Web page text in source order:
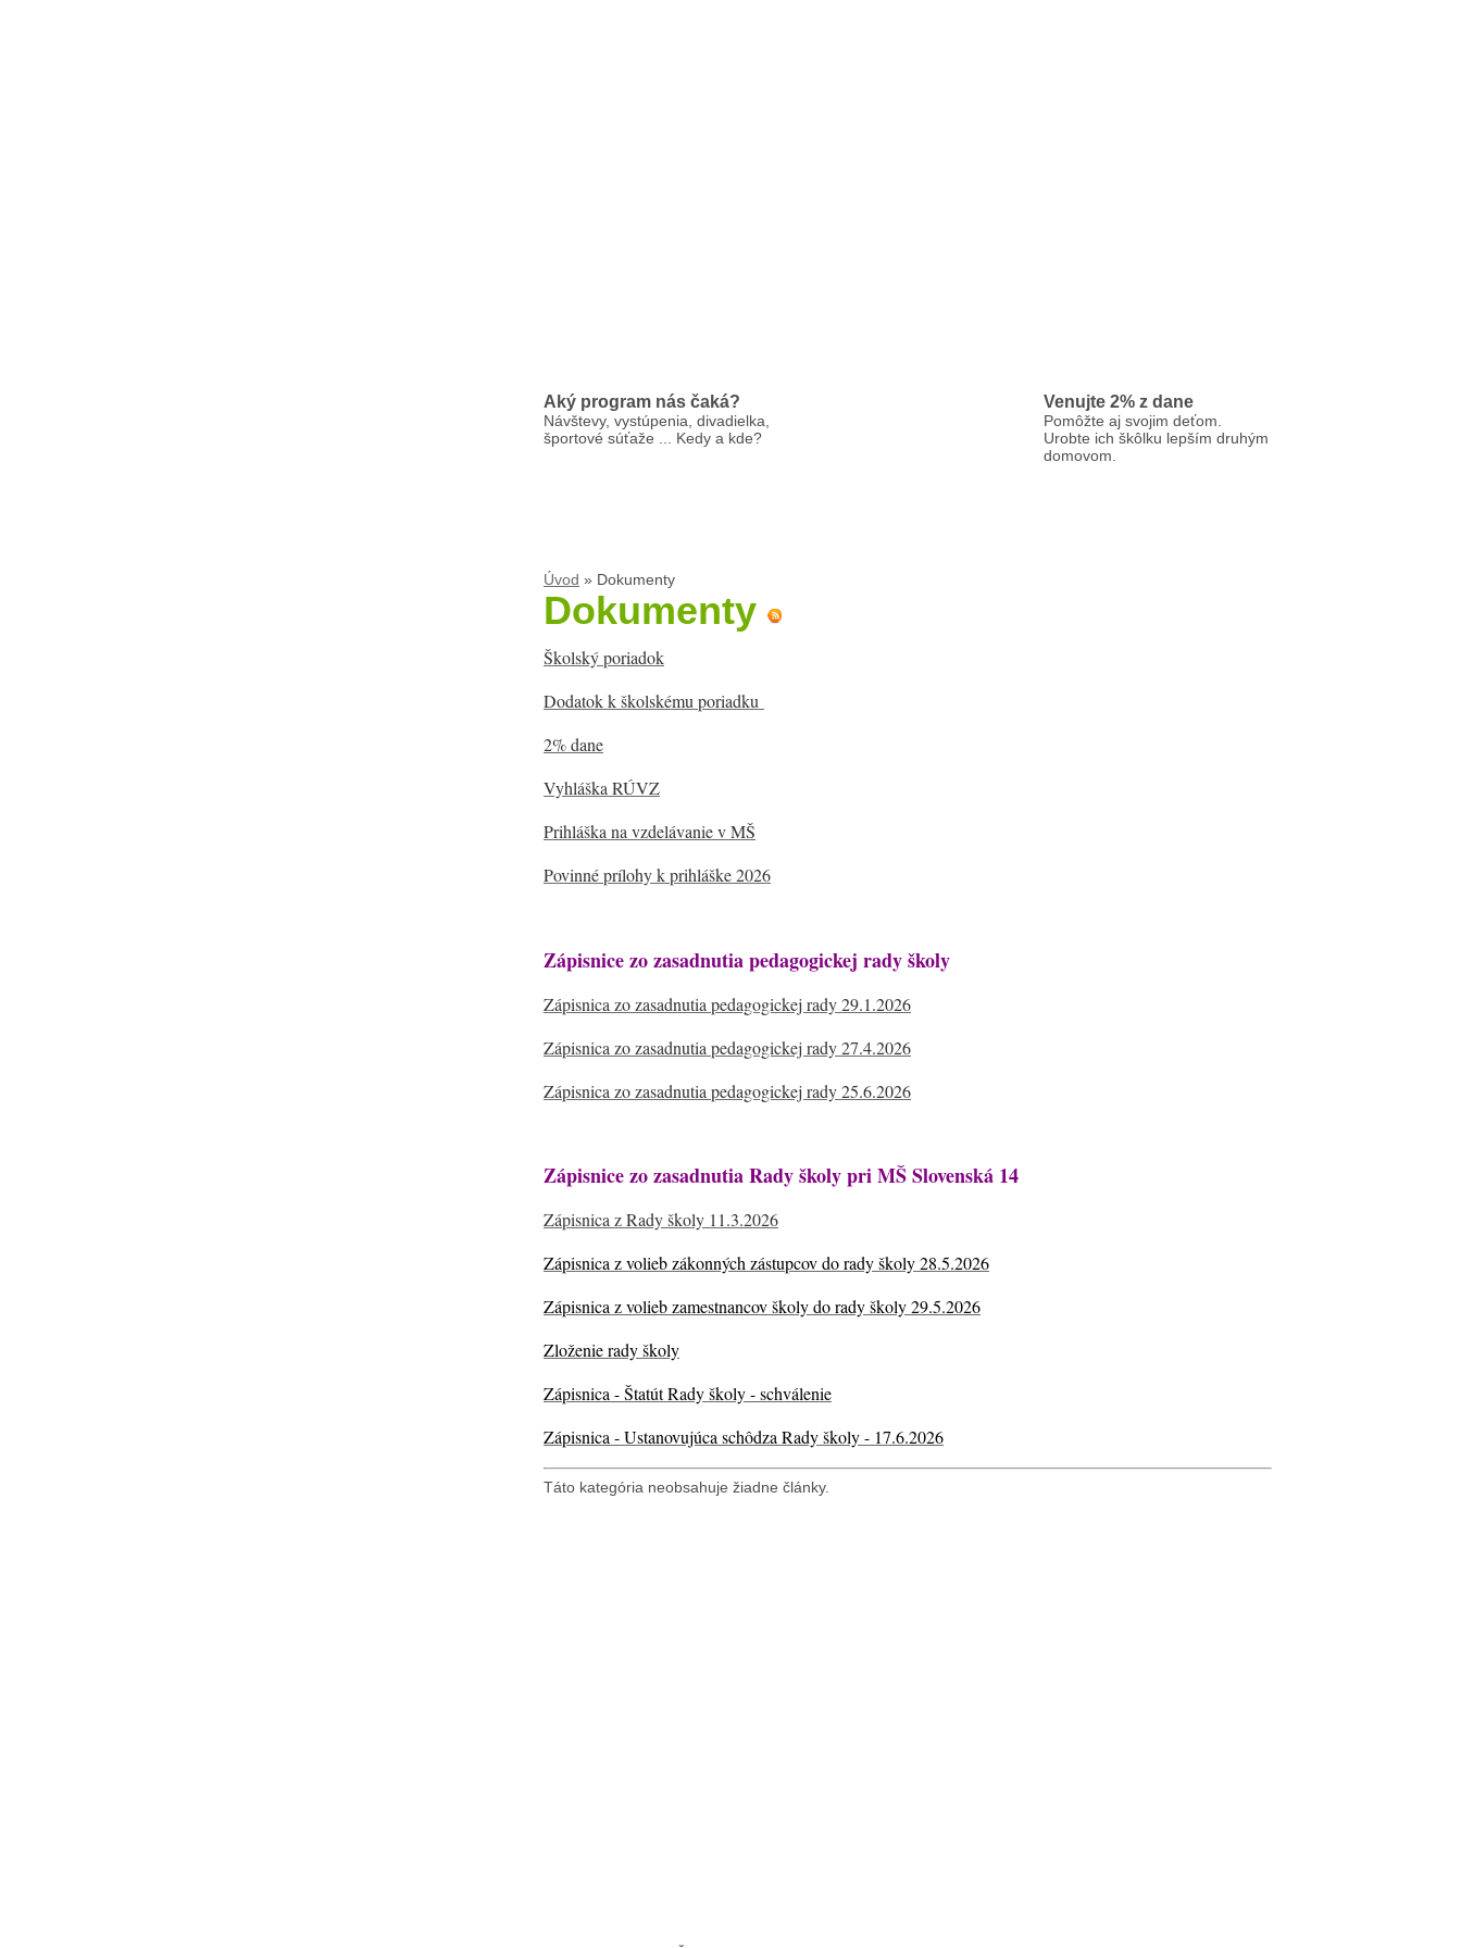
Aký program nás čaká?
Návštevy, vystúpenia, divadielka,
športové súťaže ... Kedy a kde?
Venujte 2% z dane
Pomôžte aj svojim deťom.
Urobte ich škôlku lepším druhým
domovom.
Úvod » Dokumenty
Dokumenty
Školský poriadok
Dodatok k školskému poriadku
2% dane
Vyhláška RÚVZ
Prihláška na vzdelávanie v MŠ
Povinné prílohy k prihláške 2026
Zápisnice zo zasadnutia pedagogickej rady školy
Zápisnica zo zasadnutia pedagogickej rady 29.1.2026
Zápisnica zo zasadnutia pedagogickej rady 27.4.2026
Zápisnica zo zasadnutia pedagogickej rady 25.6.2026
Zápisnice zo zasadnutia Rady školy pri MŠ Slovenská 14
Zápisnica z Rady školy 11.3.2026
Zápisnica z volieb zákonných zástupcov do rady školy 28.5.2026
Zápisnica z volieb zamestnancov školy do rady školy 29.5.2026
Zloženie rady školy
Zápisnica - Štatút Rady školy - schválenie
Zápisnica - Ustanovujúca schôdza Rady školy - 17.6.2026
Táto kategória neobsahuje žiadne články.